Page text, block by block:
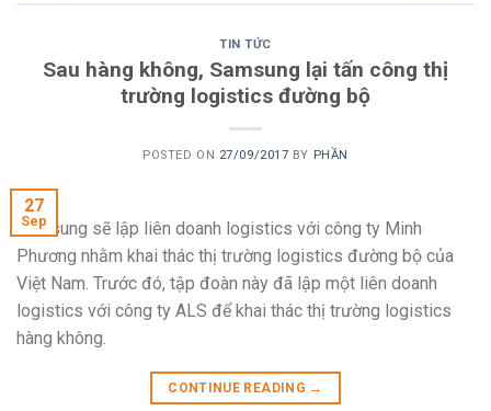
TIN TỨC
Sau hàng không, Samsung lại tấn công thị
trường logistics đường bộ
POSTED ON 27/09/2017 BY PHẦN
27
Sep
Samsung sẽ lập liên doanh logistics với công ty Minh
Phương nhằm khai thác thị trường logistics đường bộ của
Việt Nam. Trước đó, tập đoàn này đã lập một liên doanh
logistics với công ty ALS để khai thác thị trường logistics
hàng không.
CONTINUE READING →